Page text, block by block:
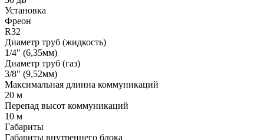
Установка
Фреон
R32
Диаметр труб (жидкость)
1/4" (6,35мм)
Диаметр труб (газ)
3/8" (9,52мм)
Максимальная длинна коммуникаций
20 м
Перепад высот коммуникаций
10 м
Габариты
Габариты внутреннего блока